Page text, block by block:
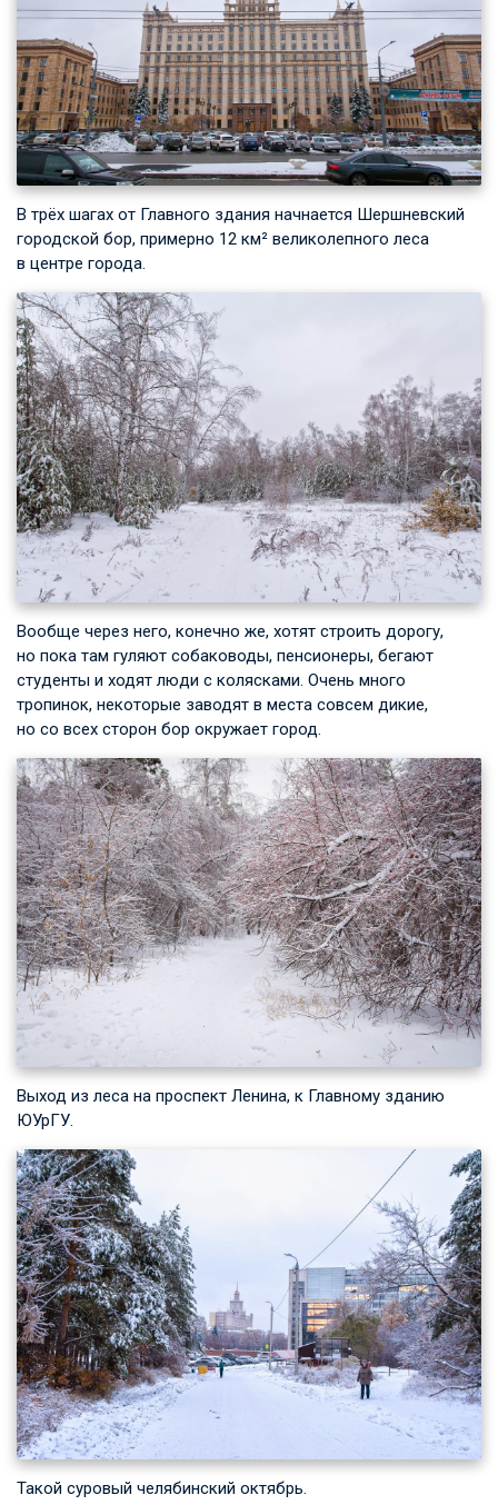
В трёх шагах от Главного здания начнается Шершневский
городской бор, примерно 12 км² великолепного леса
в центре города.
Вообще через него, конечно же, хотят строить дорогу,
но пока там гуляют собаководы, пенсионеры, бегают
студенты и ходят люди с колясками. Очень много
тропинок, некоторые заводят в места совсем дикие,
но со всех сторон бор окружает город.
Выход из леса на проспект Ленина, к Главному зданию
ЮУрГУ.
Такой суровый челябинский октябрь.